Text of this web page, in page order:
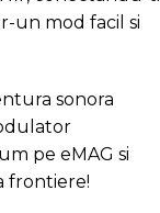
un mod facil si
sonora
pe eMAG si
frontiere!